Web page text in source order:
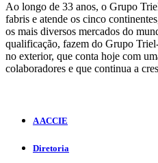
Ao longo de 33 anos, o Grupo
fabris e atende os cinco
os mais diversos mercados do
qualificação, fazem do Grupo
no exterior, que conta hoje com
colaboradores e que continua a
A ACCIE
Diretoria